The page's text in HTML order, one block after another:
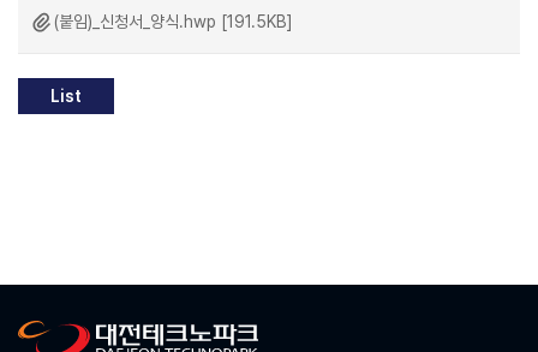
(붙임)_신청서_양식.hwp [191.5KB]
List